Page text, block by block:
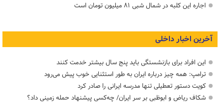
اجاره این کلبه در شمال شبی ۸۱ میلیون تومان است
آخرین اخبار داخلی
این افراد برای بازنشستگی باید پنج سال بیشتر خدمت کنند
ترامپ: همه چیز درباره ایران به طور استثنایی خوب پیش می‌رود
کویت دستور تعطیلی تنها مدرسه ایرانی را صادر کرد
شکاف ریاض و ابوظبی بر سر ایران/ چه‌کسی پیشنهاد حمله زمینی داد؟